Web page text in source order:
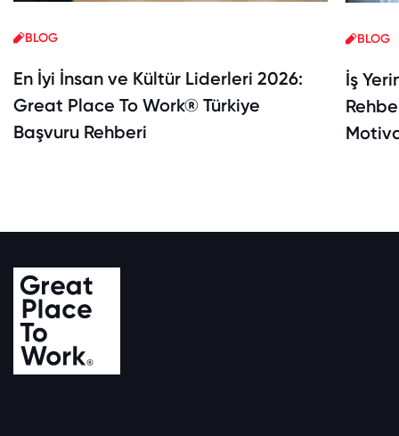
BLOG
En İyi İnsan ve Kültür Liderleri 2026:
Great Place To Work® Türkiye
Başvuru Rehberi
BLOG
İş